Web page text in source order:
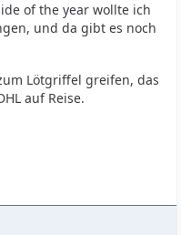
of the year wollte ich
und da gibt es noch
Lötgriffel greifen, das
auf Reise.